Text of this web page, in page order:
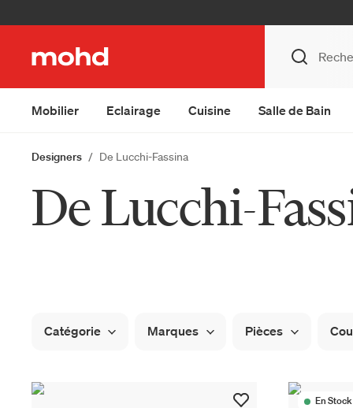
Mobilier Eclairage Cuisine Salle de Bain
Designers De Lucchi-Fassina
De Lucchi-
Catégorie Marques Pièces
En Stock